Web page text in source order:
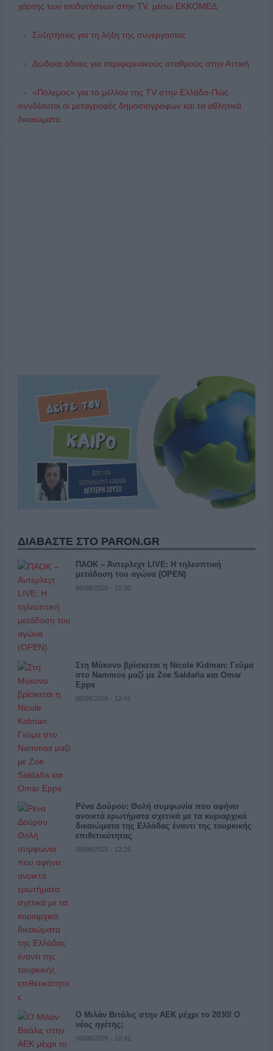
χάρτης των επιδοτήσεων στην TV, μέσω ΕΚΚΟΜΕΔ
Συζητήσεις για τη λήξη της συνεργασίας
Δώδεκα άδειες για περιφερειακούς σταθμούς στην Αττική
«Πόλεμος» για το μέλλον της TV στην Ελλάδα-Πώς
συνδέονται οι μεταγραφές δημοσιογράφων και τα αθλητικά
δικαιώματα
ΔΙΑΒΑΣΤΕ ΣΤΟ PARON.GR
ΠΑΟΚ – Άντερλεχτ LIVE: Η τηλεοπτική
μετάδοση του αγώνα (OPEN)
06/08/2026 - 15:50
Στη Μύκονο βρίσκεται η Nicole Kidman: Γεύμα
στο Nammos μαζί με Zoe Saldaña και Omar
Epps
06/08/2026 - 12:41
Ρένα Δούρου: Θολή συμφωνία που αφήνει
ανοικτά ερωτήματα σχετικά με τα κυριαρχικά
δικαιώματα της Ελλάδας έναντι της τουρκικής
επιθετικότητας
06/08/2026 - 12:25
Ο Μιλάν Βιτάλις στην ΑΕΚ μέχρι το 2030! Ο
νέος ηγέτης;
06/08/2026 - 10:42